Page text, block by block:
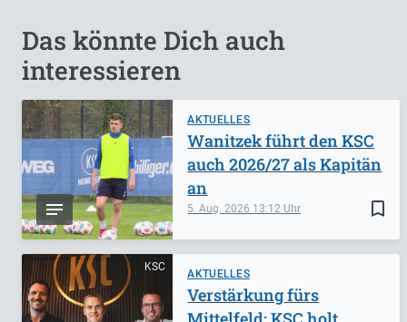
Das könnte Dich auch
interessieren
AKTUELLES
bookmark_border
5. Aug. 2026 13:12
Wanitzek führt den KSC
auch 2026/27 als Kapitän
an
KSC
AKTUELLES
Verstärkung fürs